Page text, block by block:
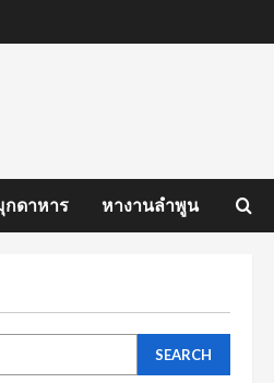
กดาหาร หางานลำพูน
SEARCH